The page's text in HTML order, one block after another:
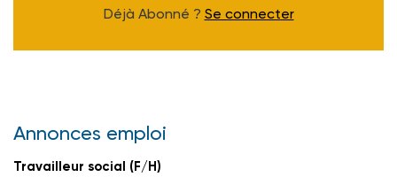
Déjà Abonné ? Se connecter
Annonces emploi
Travailleur social (F/H)